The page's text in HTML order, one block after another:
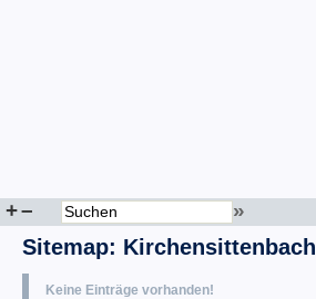
+– »
Sitemap: Kirchensittenbach
Keine Einträge vorhanden!